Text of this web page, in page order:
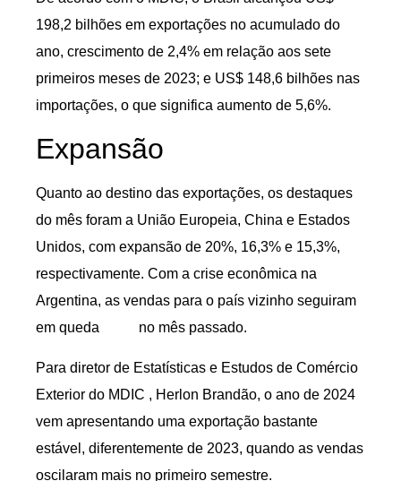
198,2 bilhões em exportações no acumulado do
ano, crescimento de 2,4% em relação aos sete
primeiros meses de 2023; e US$ 148,6 bilhões nas
importações, o que significa aumento de 5,6%.
Expansão
Quanto ao destino das exportações, os destaques
do mês foram a União Europeia, China e Estados
Unidos, com expansão de 20%, 16,3% e 15,3%,
respectivamente. Com a crise econômica na
Argentina, as vendas para o país vizinho seguiram
em queda no mês passado.
Para diretor de Estatísticas e Estudos de Comércio
Exterior do MDIC , Herlon Brandão, o ano de 2024
vem apresentando uma exportação bastante
estável, diferentemente de 2023, quando as vendas
oscilaram mais no primeiro semestre.